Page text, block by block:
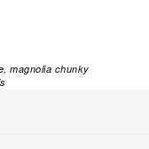
,magnolia chunky